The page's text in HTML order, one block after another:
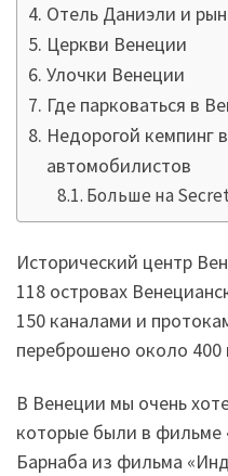
Отель Даниэли и
Церкви Венеции
Улочки Венеции
Где парковаться в
Недорогой кемпинг
автомобилистов
Больше на
Исторический центр
118 островах
150 каналами и
переброшено около 400
В Венеции мы очень
которые были в фильме
Барнаба из фильма